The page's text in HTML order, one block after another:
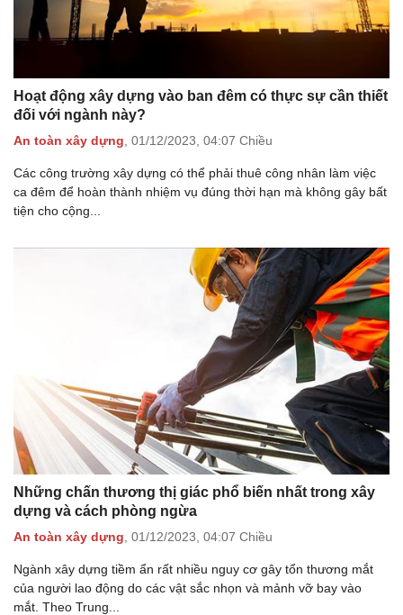
Hoạt động xây dựng vào ban đêm có thực sự cần thiết
đối với ngành này?
An toàn xây dựng, 01/12/2023, 04:07 Chiều
Các công trường xây dựng có thể phải thuê công nhân làm việc
ca đêm để hoàn thành nhiệm vụ đúng thời hạn mà không gây bất
tiện cho cộng...
Những chấn thương thị giác phổ biến nhất trong xây
dựng và cách phòng ngừa
An toàn xây dựng 01/12/2023, 04:07 Chiều
Ngành xây dựng tiềm ẩn rất nhiều nguy cơ gây tổn thương mắt
của người lao động do các vật sắc nhọn và mảnh vỡ bay vào
mắt. Theo Trung...